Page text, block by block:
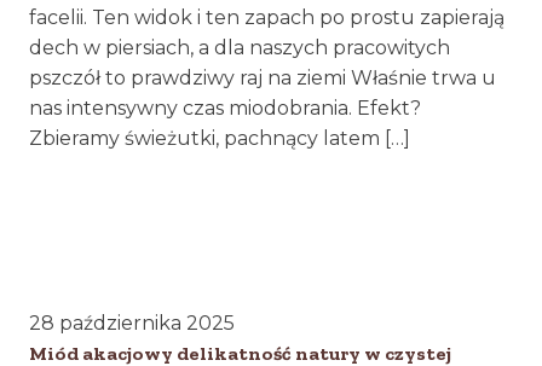
facelii. Ten widok i ten zapach po prostu zapierają
dech w piersiach, a dla naszych pracowitych
pszczół to prawdziwy raj na ziemi Właśnie trwa u
nas intensywny czas miodobrania. Efekt?
Zbieramy świeżutki, pachnący latem […]
28 października 2025
Miód akacjowy delikatność natury w czystej